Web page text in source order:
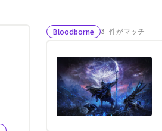
Bloodborne 3 件がマッチ